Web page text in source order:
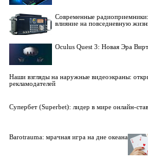
Современные
влияние на повседневную
Oculus Quest 3: Новая Эра
Наши взгляды на наружные видеоэкраны:
рекламодателей
Супербет (Superbet): лидер в мире онлайн-
Barotrauma: мрачная игра на дне океана